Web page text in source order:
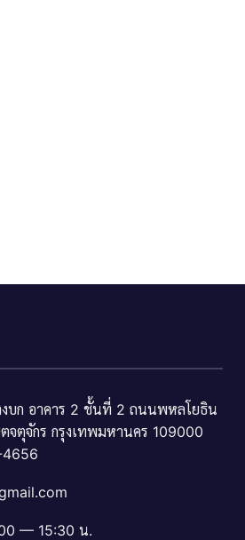
งบก อาคาร 2 ชั้นที่ 2 ถนนพหลโยธิน
จตุจักร กรุงเทพมหานคร 109000
— 15:30 น.